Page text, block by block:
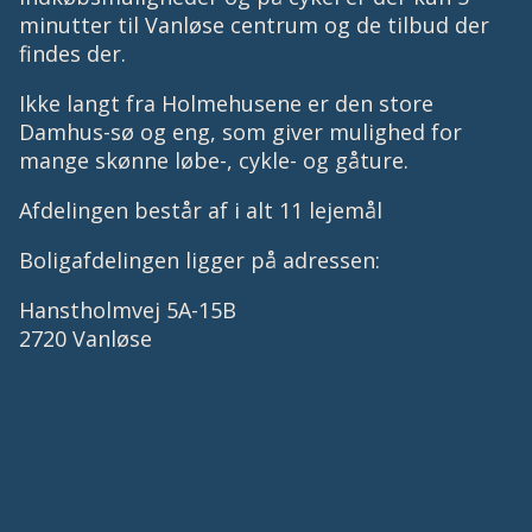
minutter til Vanløse centrum og de tilbud der
findes der.
Ikke langt fra Holmehusene er den store
Damhus-sø og eng, som giver mulighed for
mange skønne løbe-, cykle- og gåture.
Afdelingen består af i alt 11 lejemål
Boligafdelingen ligger på adressen:
Hanstholmvej 5A-15B
2720 Vanløse